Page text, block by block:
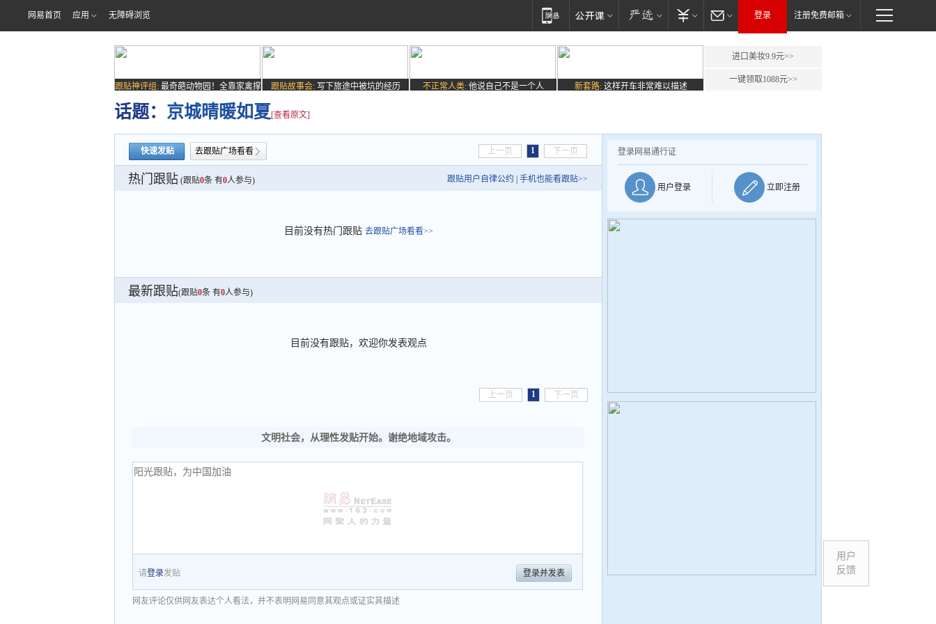
网易首页 应用 无障碍浏览 登录 注册免费邮箱
跟贴神评组: 最奇葩动物园！全靠家禽撑
场子
跟贴故事会: 写下旅途中被坑的经历 不正常人类: 他说自己不是一个人 新套路: 这样开车非常难以描述
进口美妆9.9元>>
一键领取1088元>>
话题： 京城晴暖如夏 [查看原文]
快速发贴 去跟贴广场看看 上一页 1 下一页
热门跟贴 (跟贴0条 有0人参与) 跟贴用户自律公约 手机也能看跟贴>>
目前没有热门跟贴 去跟贴广场看看>>
最新跟贴(跟贴0条 有0人参与)
目前没有跟贴，欢迎你发表观点
上一页 1 下一页
文明社会，从理性发贴开始。谢绝地域攻击。
请登录发贴 登录并发表
网友评论仅供网友表达个人看法，并不表明网易同意其观点或证实其描述
登录网易通行证
用户登录 立即注册
用户
反馈